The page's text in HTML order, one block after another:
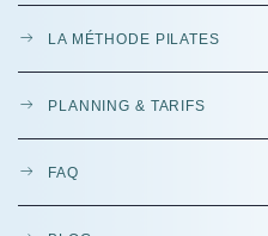
LA MÉTHODE PILATES
PLANNING & TARIFS
FAQ